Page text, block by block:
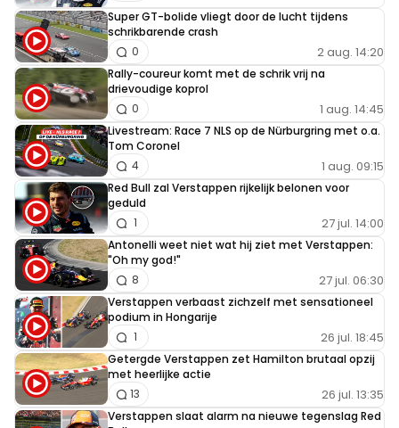
Super GT-bolide vliegt door de lucht tijdens
schrikbarende crash
2 aug. 14:20
0
Rally-coureur komt met de schrik vrij na
drievoudige koprol
1 aug. 14:45
0
Livestream: Race 7 NLS op de Nürburgring met o.a.
Tom Coronel
1 aug. 09:15
4
Red Bull zal Verstappen rijkelijk belonen voor
geduld
27 jul. 14:00
1
Antonelli weet niet wat hij ziet met Verstappen:
"Oh my god!"
27 jul. 06:30
8
Verstappen verbaast zichzelf met sensationeel
podium in Hongarije
26 jul. 18:45
1
Getergde Verstappen zet Hamilton brutaal opzij
met heerlijke actie
26 jul. 13:35
13
Verstappen slaat alarm na nieuwe tegenslag Red